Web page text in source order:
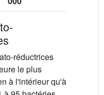
réductrices
le plus
à l'intérieur qu'à